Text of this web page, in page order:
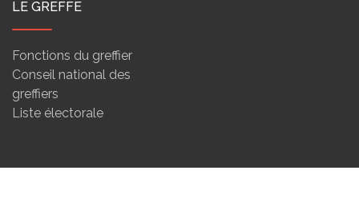
LE GREFFE
Fonctions du greffier
Conseil national des
greffiers
Liste électorale